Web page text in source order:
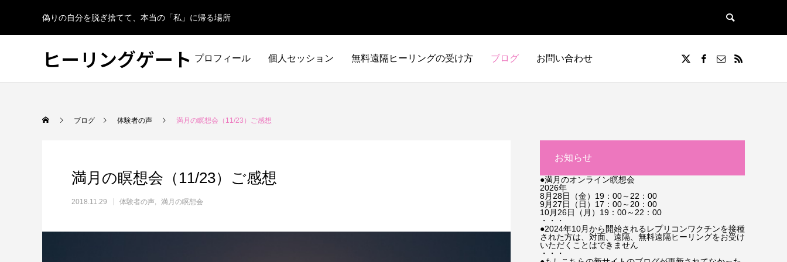
偽りの自分を脱ぎ捨てて、本当の「私」に帰る場所
ヒーリングゲート プロフィール 個人セッション 無料遠隔ヒーリングの受け方 ブログ お問い合わせ
ブログ 体験者の声 満月の瞑想会（11/23）ご感想
満月の瞑想会（11/23）ご感想
2018.11.29 体験者の声 満月の瞑想会
お知らせ
●満月のオンライン瞑想会
2026年
8月28日（金）19：00～22：00
9月27日（日）17：00～20：00
10月26日（月）19：00～22：00
・・・
●2024年10月から開始されるレプリコンワクチンを接種
された方は、対面、遠隔、無料遠隔ヒーリングをお受け
いただくことはできません
・・・